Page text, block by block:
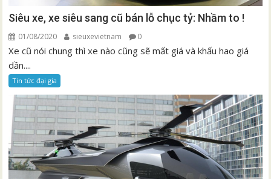
Siêu xe, xe siêu sang cũ bán lỗ chục tỷ: Nhầm to !
01/08/2020 sieuxevietnam 0
Xe cũ nói chung thì xe nào cũng sẽ mất giá và khấu hao giá
dần....
Tin tức đại gia